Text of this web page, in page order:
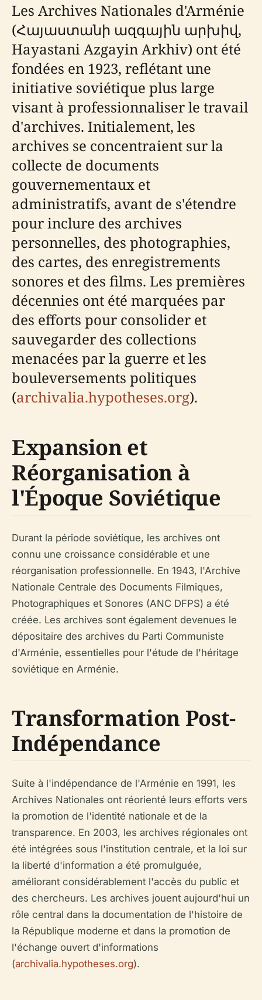
Les Archives Nationales d'Arménie
(Հայաստանի ազգային արխիվ,
Hayastani Azgayin Arkhiv) ont été
fondées en 1923, reflétant une
initiative soviétique plus large
visant à professionnaliser le travail
d'archives. Initialement, les
archives se concentraient sur la
collecte de documents
gouvernementaux et
administratifs, avant de s'étendre
pour inclure des archives
personnelles, des photographies,
des cartes, des enregistrements
sonores et des films. Les premières
décennies ont été marquées par
des efforts pour consolider et
sauvegarder des collections
menacées par la guerre et les
bouleversements politiques
(archivalia.hypotheses.org).
Expansion et
Réorganisation à
l'Époque Soviétique
Durant la période soviétique, les archives ont
connu une croissance considérable et une
réorganisation professionnelle. En 1943, l'Archive
Nationale Centrale des Documents Filmiques,
Photographiques et Sonores (ANC DFPS) a été
créée. Les archives sont également devenues le
dépositaire des archives du Parti Communiste
d'Arménie, essentielles pour l'étude de l'héritage
soviétique en Arménie.
Transformation Post-
Indépendance
Suite à l'indépendance de l'Arménie en 1991, les
Archives Nationales ont réorienté leurs efforts vers
la promotion de l'identité nationale et de la
transparence. En 2003, les archives régionales ont
été intégrées sous l'institution centrale, et la loi sur
la liberté d'information a été promulguée,
améliorant considérablement l'accès du public et
des chercheurs. Les archives jouent aujourd'hui un
rôle central dans la documentation de l'histoire de
la République moderne et dans la promotion de
l'échange ouvert d'informations
(archivalia.hypotheses.org).